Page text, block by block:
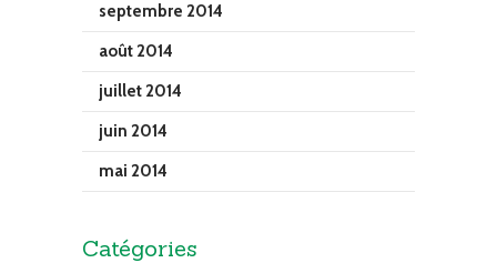
septembre 2014
août 2014
juillet 2014
juin 2014
mai 2014
Catégories